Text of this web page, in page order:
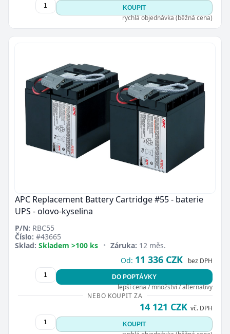
KOUPIT
rychlá objednávka (běžná cena)
APC Replacement Battery Cartridge #55 - baterie
UPS - olovo-kyselina
P/N: RBC55
Číslo: #43665
Sklad: Skladem >100 ks • Záruka: 12 měs.
Od: 11 336 CZK bez DPH
DO POPTÁVKY
lepší cena / množství / alternativy
NEBO KOUPIT ZA
14 121 CZK vč. DPH
KOUPIT